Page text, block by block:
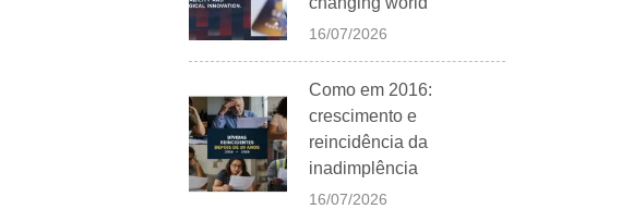
16/07/2026
Como em 2016:
crescimento e
reincidência da
inadimplência
16/07/2026